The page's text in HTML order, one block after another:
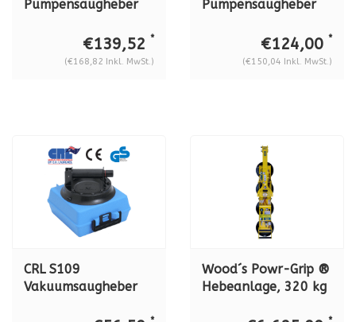
Pumpensaugheber
€139,52 *
(€168,82 Inkl. MwSt.)
Pumpensaugheber
€124,00 *
(€150,04 Inkl. MwSt.)
CRL S109
Vakuumsaugheber
Wood´s Powr-Grip ®
Hebeanlage, 320 kg